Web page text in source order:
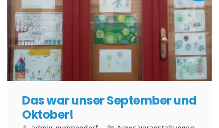
Das war unser September und
Oktober!